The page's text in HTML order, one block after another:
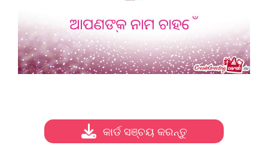
କାର୍ଡ ସଞ୍ଚୟ କରନ୍ତୁ